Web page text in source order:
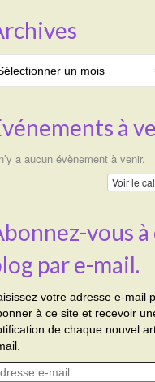
à
a aucun évènement à venir.
Voir le
vous à
par e-mail.
votre adresse e-mail
à ce site et recevoir
de chaque nouvel